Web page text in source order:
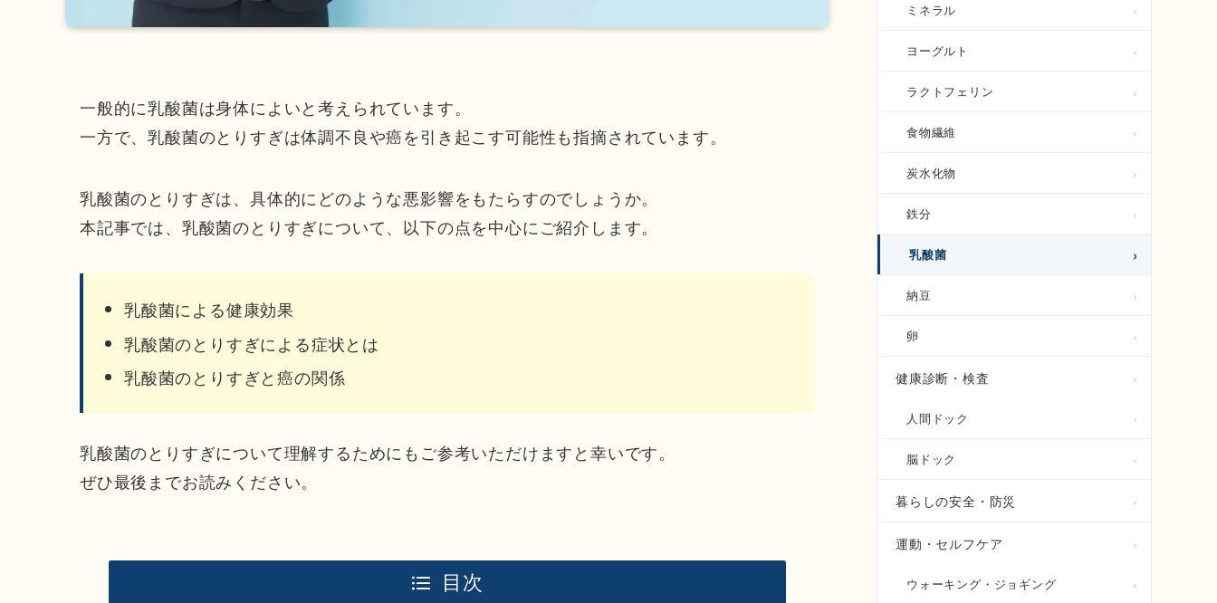
一般的に乳酸菌は身体によいと考えられています。
一方で、乳酸菌のとりすぎは体調不良や癌を引き起こす可能性も指摘されています。
乳酸菌のとりすぎは、具体的にどのような悪影響をもたらすのでしょうか。
本記事では、乳酸菌のとりすぎについて、 以下の点を中心にご紹介します。
乳酸菌による健康効果
乳酸菌のとりすぎによる症状とは
乳酸菌のとりすぎと癌の関係
乳酸菌のとりすぎについて理解するためにもご参考いただけますと幸いです。
ぜひ最後までお読みください。
目次
ミネラル
ヨーグルト
ラクトフェリン
食物繊維
炭水化物
鉄分
乳酸菌
納豆
卵
健康診断・検査
人間ドック
脳ドック
暮らしの安全・防災
運動・セルフケア
ウォーキング・ジョギング